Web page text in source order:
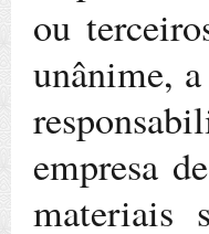
ou
unânime,
empresa
materiais